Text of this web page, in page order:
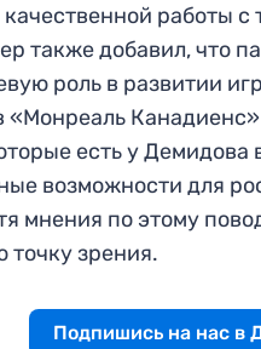
качественной работы
также добавил, что
роль в развитии
«Монреаль
есть у Демидова
возможности для
мнения по этому
точку зрения.
Подпишись на нас в